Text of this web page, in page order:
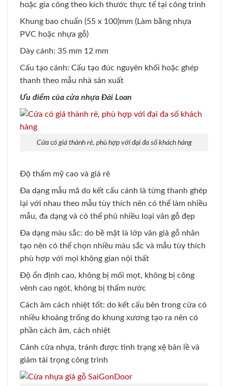
hoặc gia công theo kích thước thực tế tại công trình
Khung bao chuẩn (55 x 100)mm (Làm bằng nhựa
PVC hoặc nhựa gỗ)
Dày cánh: 35 mm 12 mm
Cấu tạo cánh: Cấu tạo đúc nguyên khối hoặc ghép
thanh theo mẫu nhà sản xuất
Ưu điểm của cửa nhựa Đài Loan
Cửa có giá thành rẻ, phù hợp với đại đa số khách hàng
Độ thẩm mỹ cao và giá rẻ
Đa dạng mẫu mã do kết cấu cánh là từng thanh ghép
lại với nhau theo mẫu tùy thích nên có thể làm nhiều
mẫu, đa dạng và có thể phủ nhiều loại vân gỗ đẹp
Đa dạng màu sắc: do bề mặt là lớp vân giả gỗ nhân
tạo nên có thể chọn nhiều màu sắc và mẫu tùy thích
phù hợp với mọi không gian nội thất
Độ ổn định cao, không bị mối mọt, không bị công
vênh cao ngót, không bị thấm nước
Cách âm cách nhiệt tốt: do kết cấu bên trong cửa có
nhiều khoảng trống do khung xương tạo ra nên có
phần cách âm, cách nhiệt
Cánh cửa nhựa, tránh được tình trạng xệ bản lề và
giảm tải trọng công trình